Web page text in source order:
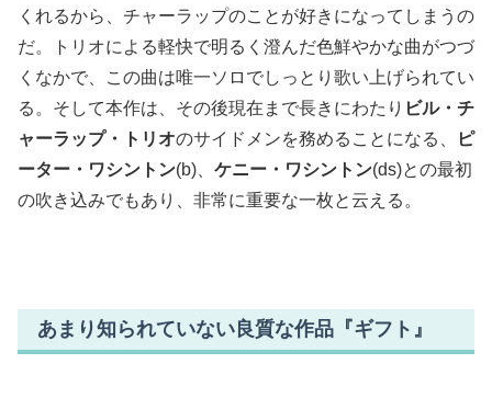
くれるから、チャーラップのことが好きになってしまうの
だ。トリオによる軽快で明るく澄んだ色鮮やかな曲がつづ
くなかで、この曲は唯一ソロでしっとり歌い上げられてい
る。そして本作は、その後現在まで長きにわたり ビル・チ
ャーラップ・トリオのサイドメンを務めることになる、
ピ
ーター・ワシントン(b)、 ケニー・ワシントン(ds)との最初
の吹き込みでもあり、非常に重要な一枚と云える。
あまり知られていない良質な作品『ギフト』